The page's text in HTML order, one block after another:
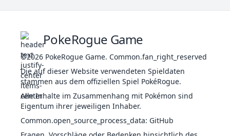
GIF
Schwebe
Erzeuger
Nidoran♀GIF
Rivalität
NidorinaGIF
Hitzewahn
Giftdorn
Rivalität
Übereifer
365
Nidoqueen
BOD
Hitzewahn
Giftdorn
Rivalität
505
PokeRogue Game
©2026 PokeRogue Game. Common.fan_right_reserved
Die auf dieser Website verwendeten Spieldaten
stammen aus dem offiziellen Spiel PokéRogue.
Alle Inhalte im Zusammenhang mit Pokémon sind
Eigentum ihrer jeweiligen Inhaber.
Common.open_source_process_data: GitHub